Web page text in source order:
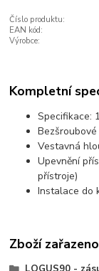
Číslo produktu:
EAN kód:
Výrobce:
Kompletní
Specifikace:
Vestavná
Upevnění
přístroje)
Instalace do
Zboží